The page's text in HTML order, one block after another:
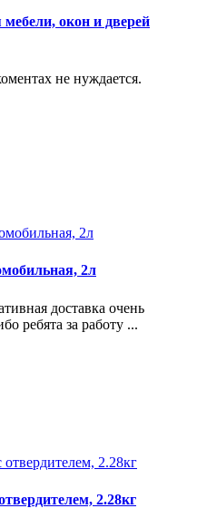
окон и дверей
не нуждается.
2л
доставка очень
ребята за работу ...
2.28кг